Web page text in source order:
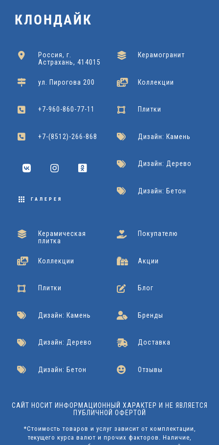
6
x
1
2
Grasaro
Подробнее
0
6
Grasaro
Подробнее
1
0
Kerranova
2
x
2
0
x
0
T
R
A
2
x
0
КЛОНДАЙК
Россия, г.
Астрахань, 414015
ул. Пирогова 200
+7-960-860-77-11
+7-(8512)-266-868
ГАЛЕРЕЯ
Керамогранит
Коллекции
Плитки
Дизайн: Камень
Дизайн: Дерево
Дизайн: Бетон
Керамическая
плитка
Коллекции
Плитки
Дизайн: Камень
Дизайн: Дерево
Дизайн: Бетон
Покупателю
Акции
Блог
Бренды
Доставка
Отзывы
САЙТ НОСИТ ИНФОРМАЦИОННЫЙ ХАРАКТЕР И НЕ ЯВЛЯЕТСЯ
ПУБЛИЧНОЙ ОФЕРТОЙ
*Стоимость товаров и услуг зависит от комплектации,
текущего курса валют и прочих факторов. Наличие,